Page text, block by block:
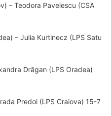
– Teodora Pavelescu (CSA
– Julia Kurtinecz (LPS Satu
Drăgan (LPS Oradea)
Predoi (LPS Craiova) 15-7